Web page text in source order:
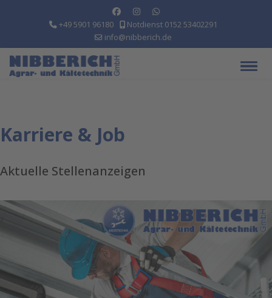
+49 5901 96180
Notdienst 0152 53402291
info@nibberich.de
Karriere & Job
Aktuelle Stellenanzeigen